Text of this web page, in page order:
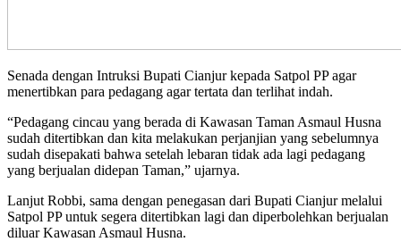
Senada dengan Intruksi Bupati Cianjur kepada Satpol PP agar
menertibkan para pedagang agar tertata dan terlihat indah.
“Pedagang cincau yang berada di Kawasan Taman Asmaul Husna
sudah ditertibkan dan kita melakukan perjanjian yang sebelumnya
sudah disepakati bahwa setelah lebaran tidak ada lagi pedagang
yang berjualan didepan Taman,” ujarnya.
Lanjut Robbi, sama dengan penegasan dari Bupati Cianjur melalui
Satpol PP untuk segera ditertibkan lagi dan diperbolehkan berjualan
diluar Kawasan Asmaul Husna.